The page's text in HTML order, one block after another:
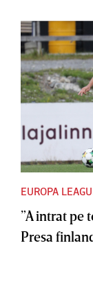
EUROPA
”A intrat pe
Presa